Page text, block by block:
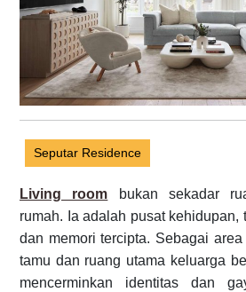
Seputar Residence
Living room bukan sekadar
rumah. Ia adalah pusat kehidupan,
dan memori tercipta. Sebagai
tamu dan ruang utama keluarga
mencerminkan identitas dan